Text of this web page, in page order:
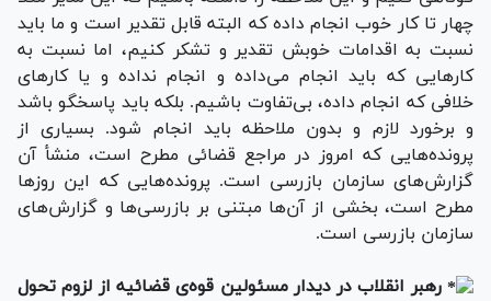
چهار تا کار خوب انجام داده که البته قابل تقدیر است و ما باید
نسبت به اقدامات خوبش تقدیر و تشکر کنیم، اما نسبت به
کارهایی که باید انجام می‌داده و انجام نداده و یا کارهای
خلافی که انجام داده، بی‌تفاوت باشیم. بلکه باید پاسخگو باشد
و برخورد لازم و بدون ملاحظه باید انجام شود. بسیاری از
پرونده‌هایی که امروز در مراجع قضائی مطرح است، منشأ آن
گزارش‌های سازمان بازرسی است. پرونده‌هایی که این روزها
مطرح است، بخشی از آن‌ها مبتنی بر بازرسی‌ها و گزارش‌های
سازمان بازرسی است.
رهبر انقلاب در دیدار مسئولین قوه‌ی قضائیه از لزوم تحول